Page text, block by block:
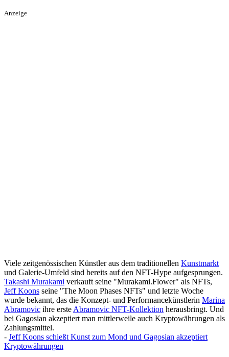
Anzeige
Viele zeitgenössischen Künstler aus dem traditionellen Kunstmarkt
und Galerie-Umfeld sind bereits auf den NFT-Hype aufgesprungen.
Takashi Murakami verkauft seine "Murakami.Flower" als NFTs,
Jeff Koons seine "The Moon Phases NFTs" und letzte Woche
wurde bekannt, das die Konzept- und Performancekünstlerin Marina
Abramovic ihre erste Abramovic NFT-Kollektion herausbringt. Und
bei Gagosian akzeptiert man mittlerweile auch Kryptowährungen als
Zahlungsmittel.
- Jeff Koons schießt Kunst zum Mond und Gagosian akzeptiert
Kryptowährungen